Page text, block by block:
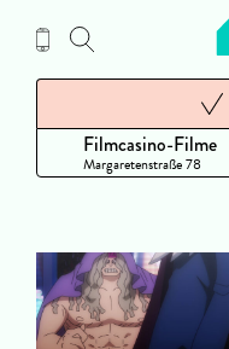
Inhalt
Filmcasino-Filme
Margaretenstraße 78